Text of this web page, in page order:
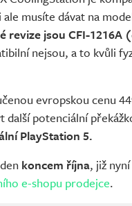
musíte dávat na
revize jsou CFI-1216A
nejsou, a to kvůli
evropskou cenu
další potenciální
PlayStation 5.
koncem října, již
e-shopu prodejce.